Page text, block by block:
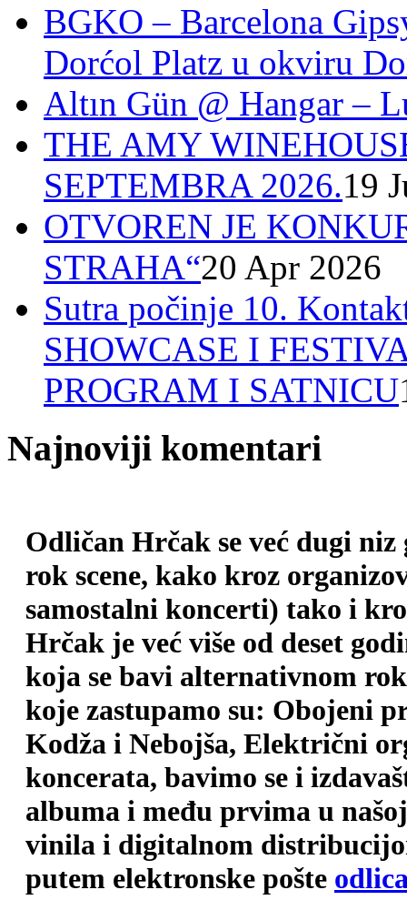
BGKO – Barcelona
Dorćol Platz u okviru
Altın Gün @ Hangar –
THE AMY
SEPTEMBRA 2026.19
OTVOREN JE
STRAHA“20 Apr 2026
Sutra počinje 10.
SHOWCASE I
PROGRAM I SATNICU
Najnoviji komentari
Odličan Hrčak se već dugi
rok scene, kako kroz
samostalni koncerti) tako i
Hrčak je već više od deset
koja se bavi alternativnom
koje zastupamo su: Obojeni
Kodža i Nebojša, Električni
koncerata, bavimo se i
albuma i među prvima u
vinila i digitalnom
putem elektronske pošte